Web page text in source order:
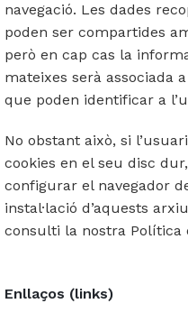
navegació. Les dades
poden ser compartides
però en cap cas la
mateixes serà associada
que poden identificar a
No obstant això, si
cookies en el seu disc
configurar el navegador
instal·lació d’aquests
consulti la nostra Política
Enllaços (links)